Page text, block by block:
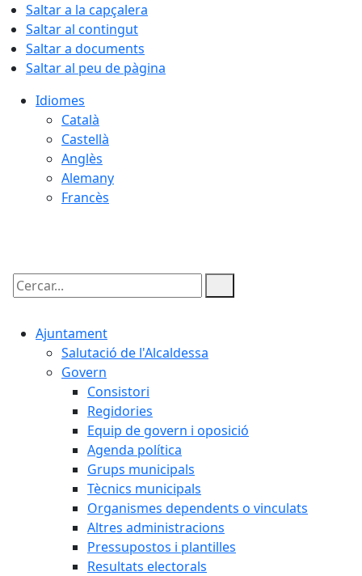
Saltar a la capçalera
Saltar al contingut
Saltar a documents
Saltar al peu de pàgina
Idiomes
Català
Castellà
Anglès
Alemany
Francès
Cercar:
Ajuntament
Salutació de l'Alcaldessa
Govern
Consistori
Regidories
Equip de govern i oposició
Agenda política
Grups municipals
Tècnics municipals
Organismes dependents o vinculats
Altres administracions
Pressupostos i plantilles
Resultats electorals